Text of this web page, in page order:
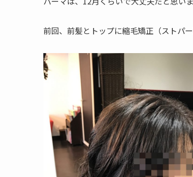
前回、前髪とトップに縮毛矯正（ストパ